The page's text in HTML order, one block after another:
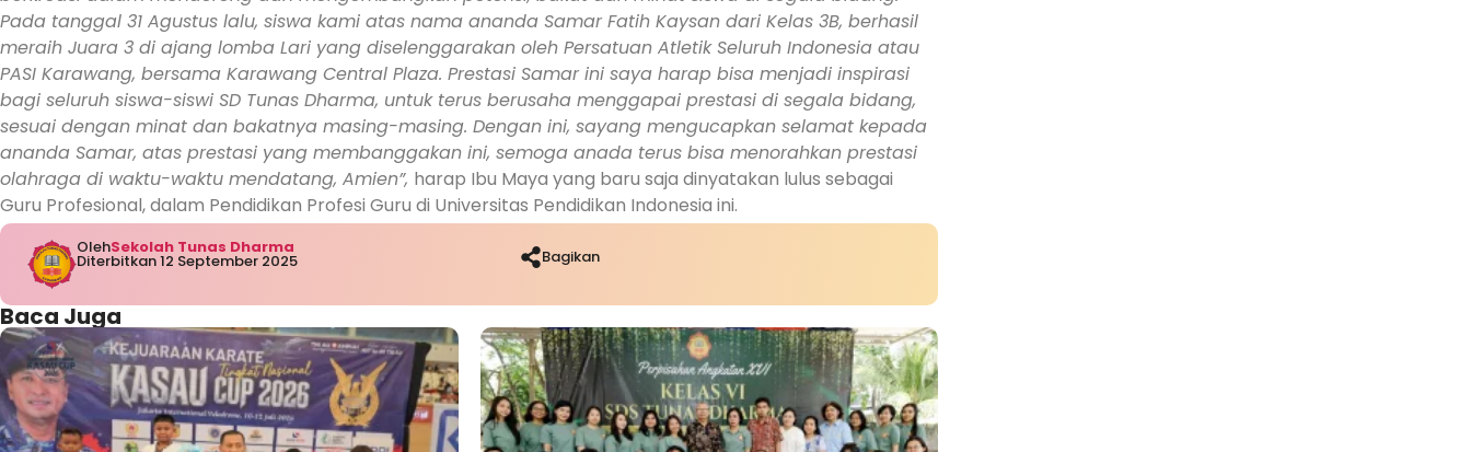
Pada tanggal 31 Agustus lalu, siswa kami atas nama ananda Samar Fatih Kaysan dari Kelas 3B, berhasil
meraih Juara 3 di ajang lomba Lari yang diselenggarakan oleh Persatuan Atletik Seluruh Indonesia atau
PASI Karawang, bersama Karawang Central Plaza. Prestasi Samar ini saya harap bisa menjadi inspirasi
bagi seluruh siswa-siswi SD Tunas Dharma, untuk terus berusaha menggapai prestasi di segala bidang,
sesuai dengan minat dan bakatnya masing-masing. Dengan ini, sayang mengucapkan selamat kepada
ananda Samar, atas prestasi yang membanggakan ini, semoga anada terus bisa menorahkan prestasi
olahraga di waktu-waktu mendatang, Amien”, harap Ibu Maya yang baru saja dinyatakan lulus sebagai
Guru Profesional, dalam Pendidikan Profesi Guru di Universitas Pendidikan Indonesia ini.
OlehSekolah Tunas Dharma
Diterbitkan 12 September 2025 Bagikan
Baca Juga